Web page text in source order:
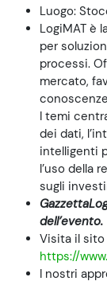
Luogo:
LogiMAT è
per
processi.
mercato,
I temi
dei dati,
intelligenti
l’uso della
sugli
dell’evento.
Visita il
https://
I nostri